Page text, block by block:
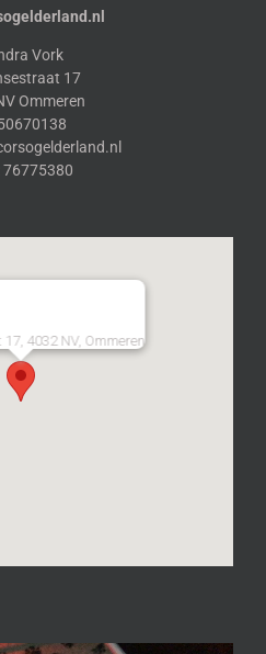
Vork
17
Ommeren
76775380
4032 NV, Ommeren